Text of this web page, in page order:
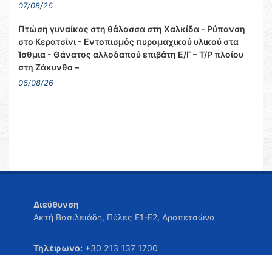
07/08/26
Πτώση γυναίκας στη θάλασσα στη Χαλκίδα - Ρύπανση
στο Κερατσίνι - Εντοπισμός πυρομαχικού υλικού στα
Ίσθμια - Θάνατος αλλοδαπού επιβάτη Ε/Γ – Τ/Ρ πλοίου
στη Ζάκυνθο –
06/08/26
Διεύθυνση
Ακτή Βασιλειάδη, Πύλες Ε1-Ε2, Δραπετσώνα
Τηλέφωνο: +30 213 137 1700